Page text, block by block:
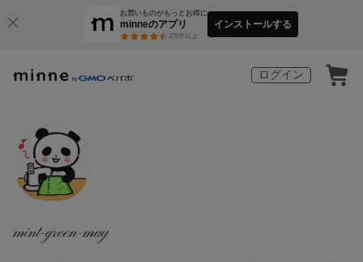
お買いものがもっとお得に
minneのアプリ
3万件以上
インストールする
ログイン
mint-green-may